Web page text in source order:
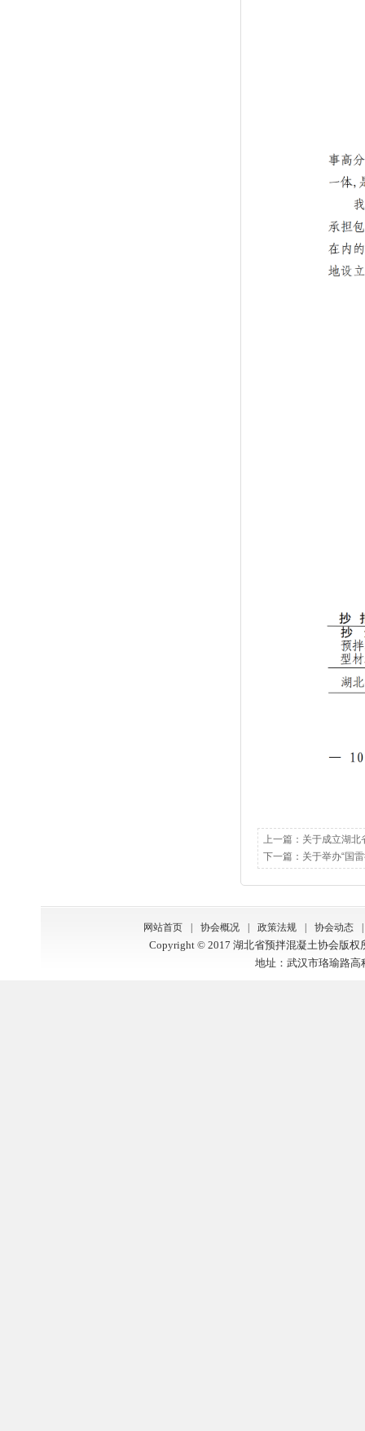
上一篇： 关于成立湖北
下一篇： 关于举办“国
网站首页 | 协会概况 | 政策法规 | 协会动态 |
Copyright © 2017 湖北省预拌混凝土协会版权
地址：武汉市珞瑜路高